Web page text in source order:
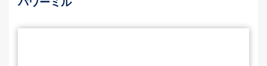
パワーミル